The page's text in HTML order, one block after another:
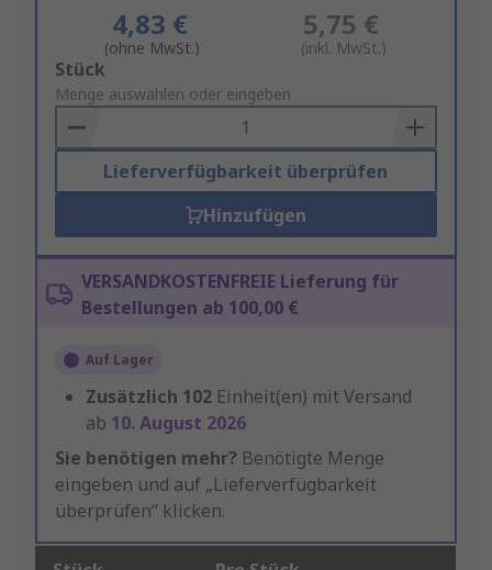
4,83 €
(ohne MwSt.)
5,75 €
(inkl. MwSt.)
Add
to
Basket
Stück
Menge auswählen oder eingeben
Lieferverfügbarkeit überprüfen
Hinzufügen
VERSANDKOSTENFREIE Lieferung für
Bestellungen ab 100,00 €
Auf Lager
Zusätzlich 102 Einheit(en) mit Versand
ab 10. August 2026
Sie benötigen mehr? Benötigte Menge
eingeben und auf „Lieferverfügbarkeit
überprüfen“ klicken.